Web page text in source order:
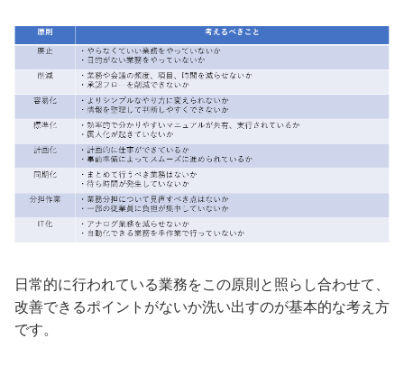
日常的に行われている業務をこの原則と照らし合わせて、
改善できるポイントがないか洗い出すのが基本的な考え方
です。